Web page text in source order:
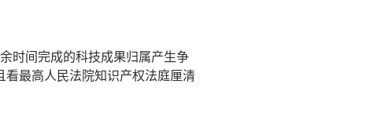
时间完成的科技成果归属产生争
最高人民法院知识产权法庭厘清